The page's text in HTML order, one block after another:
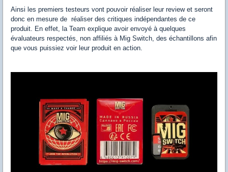
Ainsi les premiers testeurs vont pouvoir réaliser leur review et seront
donc en mesure de réaliser des critiques indépendantes de ce
produit. En effet, la Team explique avoir envoyé à quelques
évaluateurs respectés, non affiliés à Mig Switch, des échantillons afin
que vous puissiez voir leur produit en action.